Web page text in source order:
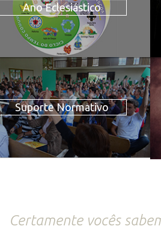
Ano Eclesiástico
Suporte Normativo
Certamente vocês